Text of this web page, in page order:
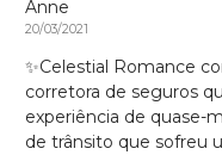
Anne
20/03/2021
✨Celestial Romance
corretora de seguros
experiência de quase-
de trânsito que sofreu